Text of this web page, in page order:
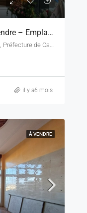
Bd Ibn Tachfine, Casablanca
il y a6 mois
À VENDRE